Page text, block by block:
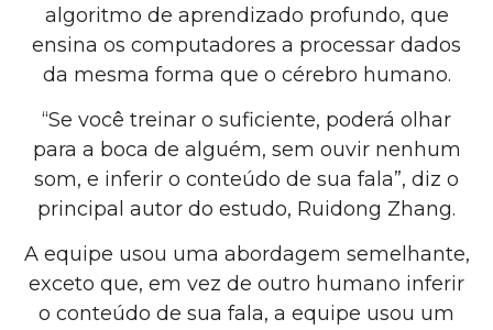
algoritmo de aprendizado profundo, que
ensina os computadores a processar dados
da mesma forma que o cérebro humano.
“Se você treinar o suficiente, poderá olhar
para a boca de alguém, sem ouvir nenhum
som, e inferir o conteúdo de sua fala”, diz o
principal autor do estudo, Ruidong Zhang.
A equipe usou uma abordagem semelhante,
exceto que, em vez de outro humano inferir
o conteúdo de sua fala, a equipe usou um